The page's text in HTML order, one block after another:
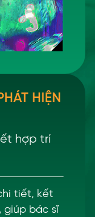
HIỆN
hợp trí
tiết, kết
giúp bác sĩ